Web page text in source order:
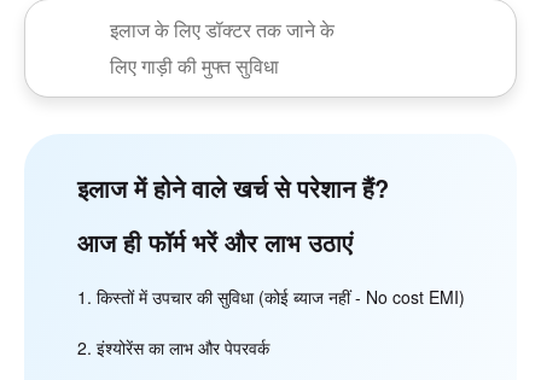
इलाज के लिए डॉक्टर तक जाने के
लिए गाड़ी की मुफ्त सुविधा
इलाज में होने वाले खर्च से परेशान हैं?
आज ही फॉर्म भरें और लाभ उठाएं
किस्तों में उपचार की सुविधा (कोई ब्याज नहीं - No cost EMI)
इंश्योरेंस का लाभ और पेपरवर्क